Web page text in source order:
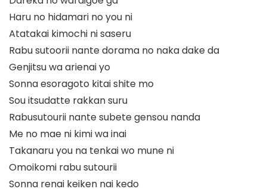
Haru no hidamari no you ni
Atatakai kimochi ni saseru
Rabu sutoorii nante dorama no naka dake da
Genjitsu wa arienai yo
Sonna esoragoto kitai shite mo
Sou itsudatte rakkan suru
Rabusutourii nante subete gensou nanda
Me no mae ni kimi wa inai
Takanaru you na tenkai wo mune ni
Omoikomi rabu sutourii
Sonna renai keiken nai kedo